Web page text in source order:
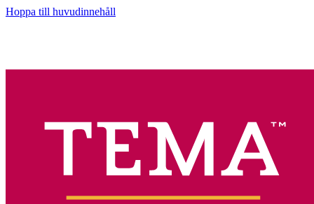
Hoppa till huvudinnehåll